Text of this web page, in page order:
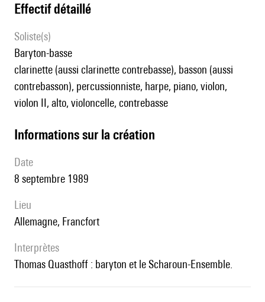
effectif détaillé
Soliste(s)
baryton-basse
clarinette (aussi clarinette contrebasse), basson (aussi
contrebasson), percussionniste, harpe, piano, violon,
violon II, alto, violoncelle, contrebasse
informations sur la création
date
8 septembre 1989
lieu
Allemagne, Francfort
interprètes
Thomas Quasthoff : baryton et le Scharoun-Ensemble.